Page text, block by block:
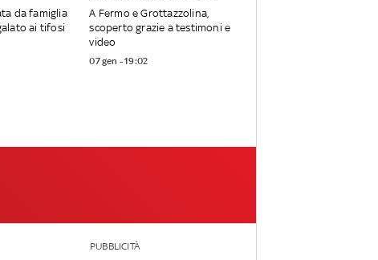
da famiglia
ai tifosi
A Fermo e Grottazzolina,
scoperto grazie a testimoni e
video
07 gen - 19:02
PUBBLICITÀ